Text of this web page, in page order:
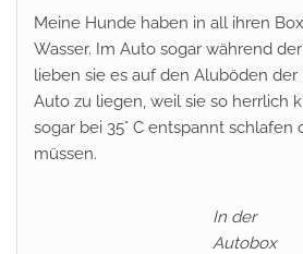
Meine Hunde haben in all ihren
Wasser. Im Auto sogar während
lieben sie es auf den Aluböden
Auto zu liegen, weil sie so herrlich
sogar bei 35° C entspannt schlafen
müssen.
In der
Autobox